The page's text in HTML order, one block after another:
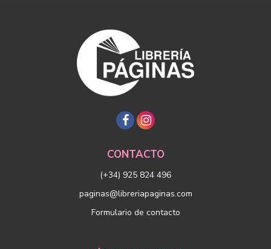
CONTACTO
(+34) 925 824 496
paginas@libreriapaginas.com
Formulario de contacto